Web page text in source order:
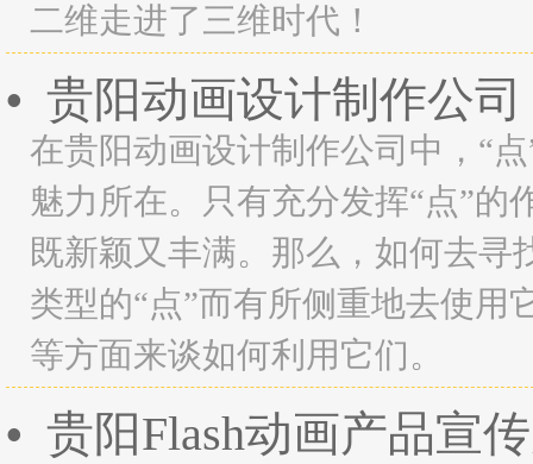
二维走进了三维时代！
• 贵阳动画设计制作公
在贵阳动画设计制作公司中，“
魅力所在。只有充分发挥“点”
既新颖又丰满。那么，如何去寻
类型的“点”而有所侧重地去使用
等方面来谈如何利用它们。
• 贵阳Flash动画产品宣